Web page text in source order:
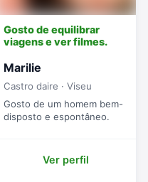
Gosto de equilibrar
viagens e ver filmes.
Marilie
Castro daire · Viseu
Gosto de um homem bem-
disposto e espontâneo.
Ver perfil